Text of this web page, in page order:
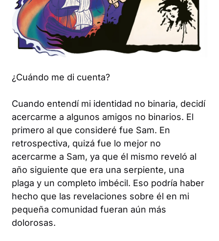
¿Cuándo me di cuenta?
Cuando entendí mi identidad no binaria, decidí
acercarme a algunos amigos no binarios. El
primero al que consideré fue Sam. En
retrospectiva, quizá fue lo mejor no
acercarme a Sam, ya que él mismo reveló al
año siguiente que era una serpiente, una
plaga y un completo imbécil. Eso podría haber
hecho que las revelaciones sobre él en mi
pequeña comunidad fueran aún más
dolorosas.